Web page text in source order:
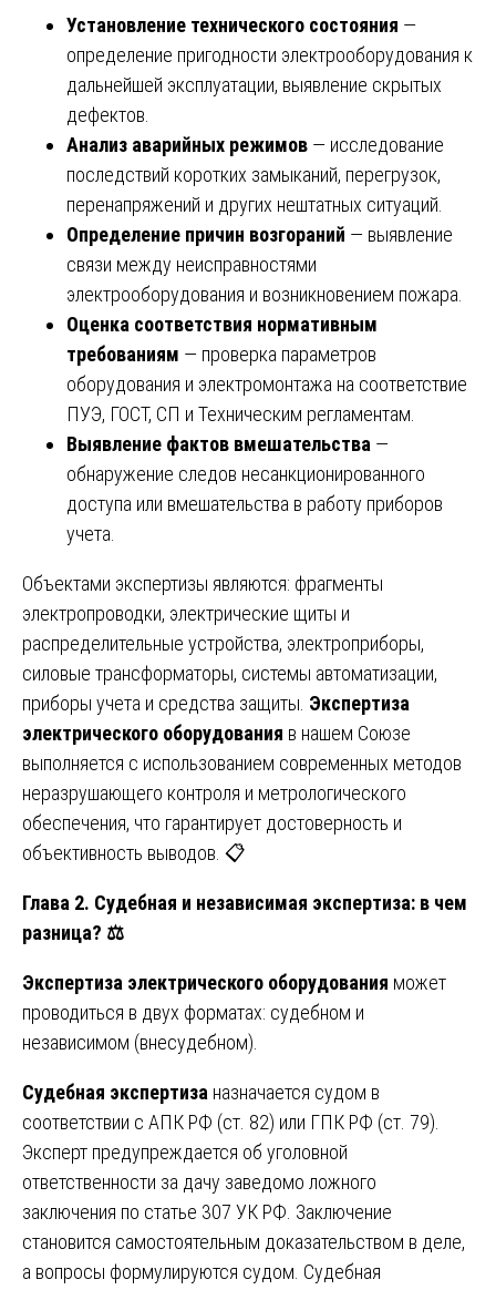
Установление технического состояния —
определение пригодности электрооборудования к
дальнейшей эксплуатации, выявление скрытых
дефектов.
Анализ аварийных режимов — исследование
последствий коротких замыканий, перегрузок,
перенапряжений и других нештатных ситуаций.
Определение причин возгораний — выявление
связи между неисправностями
электрооборудования и возникновением пожара.
Оценка соответствия нормативным
требованиям — проверка параметров
оборудования и электромонтажа на соответствие
ПУЭ, ГОСТ, СП и Техническим регламентам.
Выявление фактов вмешательства —
обнаружение следов несанкционированного
доступа или вмешательства в работу приборов
учета.
Объектами экспертизы являются: фрагменты
электропроводки, электрические щиты и
распределительные устройства, электроприборы,
силовые трансформаторы, системы автоматизации,
приборы учета и средства защиты. Экспертиза
электрического оборудования в нашем Союзе
выполняется с использованием современных методов
неразрушающего контроля и метрологического
обеспечения, что гарантирует достоверность и
объективность выводов. 📋
Глава 2. Судебная и независимая экспертиза: в чем
разница? ⚖️
Экспертиза электрического оборудования может
проводиться в двух форматах: судебном и
независимом (внесудебном).
Судебная экспертиза назначается судом в
соответствии с АПК РФ (ст. 82) или ГПК РФ (ст. 79).
Эксперт предупреждается об уголовной
ответственности за дачу заведомо ложного
заключения по статье 307 УК РФ. Заключение
становится самостоятельным доказательством в деле,
а вопросы формулируются судом. Судебная